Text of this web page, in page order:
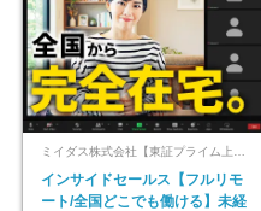
インサイドセールス【フルリモ
ート/全国どこでも働ける】未経